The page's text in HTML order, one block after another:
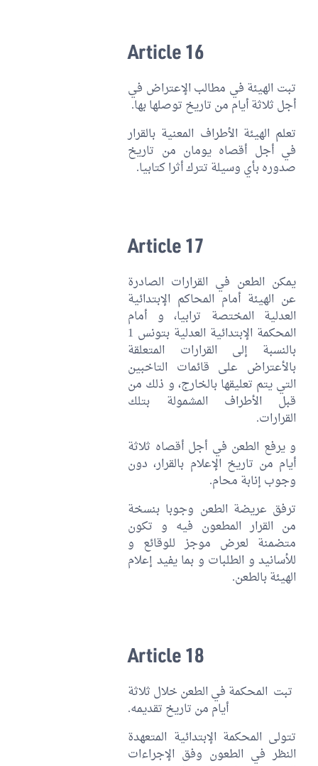
Article 16
تبت الهيئة في مطالب الإعتراض في
أجل ثلاثة أيام من تاريخ توصلها بها.
تعلم الهيئة الأطراف المعنية بالقرار
في أجل أقصاه يومان من تاريخ
صدوره بأي وسيلة تترك أثرا كتابيا.
Article 17
يمكن الطعن في القرارات الصادرة
عن الهيئة أمام المحاكم الإبتدائية
العدلية المختصة ترابيا، و أمام
المحكمة الإبتدائية العدلية بتونس 1
بالنسبة إلى القرارات المتعلقة
بالأعتراض على قائمات التاخبين
التي يتم تعليقها بالخارج، و ذلك من
قبل الأطراف المشمولة بتلك
القرارات.
و يرفع الطعن في أجل أقصاه ثلاثة
أيام من تاريخ الإعلام بالقرار، دون
وجوب إنابة محام.
ترفق عريضة الطعن وجوبا بنسخة
من القرار المطعون فيه و تكون
متضمنة لعرض موجز للوقائع و
للأسانيد و الطلبات و بما يفيد إعلام
الهيئة بالطعن.
Article 18
تبت المحكمة في الطعن خلال ثلاثة
أيام من تاريخ تقديمه.
تتولى المحكمة الإبتدائية المتعهدة
النظر في الطعون وفق الإجراءات